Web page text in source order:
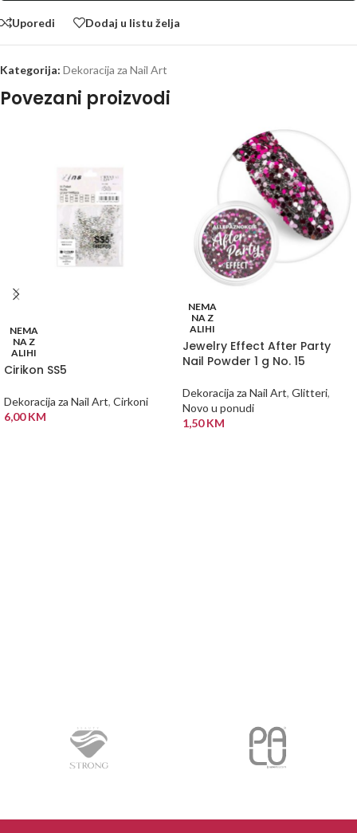
Uporedi Dodaj u listu želja
Kategorija: Dekoracija za Nail Art
Povezani proizvodi
NEMA
NA Z
ALIHI
Cirikon SS5
Dekoracija za Nail Art, Cirkoni
6,00KM
NEMA
NA Z
ALIHI
Jewelry Effect After Party
Nail Powder 1 g No. 15
Dekoracija za Nail Art, Glitteri,
Novo u ponudi
1,50KM